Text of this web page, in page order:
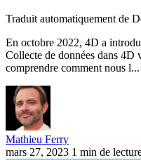
Traduit automatiquement de
En octobre 2022, 4D a
Collecte de données dans
comprendre comment nous l...
Mathieu Ferry
mars 27, 2023 1 min de